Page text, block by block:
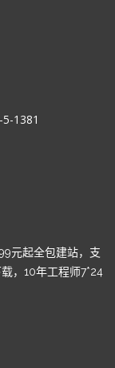
1381
元起全包建站，支
，10年工程师7*24